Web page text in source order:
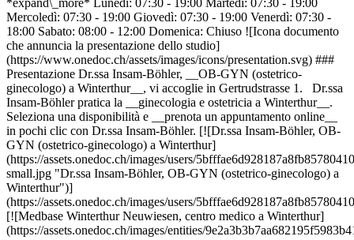
*expand\_more* Lunedì: 07:30 - 19:00 Martedì: 07:30 - 19:00
Mercoledì: 07:30 - 19:00 Giovedì: 07:30 - 19:00 Venerdì: 07:30 -
18:00 Sabato: 08:00 - 12:00 Domenica: Chiuso ![Icona documento
che annuncia la presentazione dello studio]
(https://www.onedoc.ch/assets/images/icons/presentation.svg) ###
Presentazione Dr.ssa Insam-Böhler, __OB-GYN (ostetrico-
ginecologo) a Winterthur__, vi accoglie in Gertrudstrasse 1. Dr.ssa
Insam-Böhler pratica la __ginecologia e ostetricia a Winterthur__.
Seleziona una disponibilità e __prenota un appuntamento online__
in pochi clic con Dr.ssa Insam-Böhler. [![Dr.ssa Insam-Böhler, OB-
GYN (ostetrico-ginecologo) a Winterthur]
(https://assets.onedoc.ch/images/users/
small.jpg "Dr.ssa Insam-Böhler, OB-GYN (ostetrico-ginecologo) a
Winterthur")]
(https://assets.onedoc.ch/images/users/
[![Medbase Winterthur Neuwiesen, centro medico a Winterthur]
(https://assets.onedoc.ch/images/entities/